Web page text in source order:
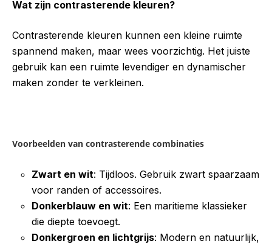
Wat zijn contrasterende kleuren?
Contrasterende kleuren kunnen een kleine ruimte
spannend maken, maar wees voorzichtig. Het juiste
gebruik kan een ruimte levendiger en dynamischer
maken zonder te verkleinen.
Voorbeelden van contrasterende combinaties
Zwart en wit: Tijdloos. Gebruik zwart spaarzaam
voor randen of accessoires.
Donkerblauw en wit: Een maritieme klassieker
die diepte toevoegt.
Donkergroen en lichtgrijs: Modern en natuurlijk,